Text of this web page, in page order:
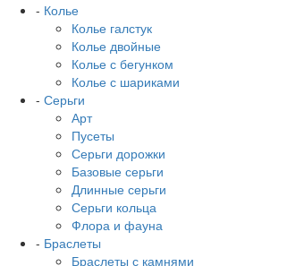
- Колье
Колье галстук
Колье двойные
Колье с бегунком
Колье с шариками
- Серьги
Арт
Пусеты
Серьги дорожки
Базовые серьги
Длинные серьги
Серьги кольца
Флора и фауна
- Браслеты
Браслеты с камнями